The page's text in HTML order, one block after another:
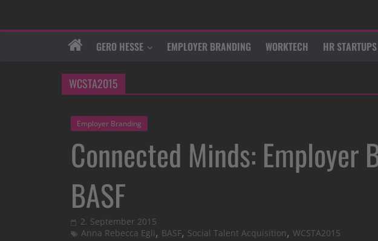
GERO HESSE EMPLOYER BRANDING WORKTECH HR STARTUPS
WCSTA2015
Employer Branding
Connected Minds: Employer
BASF
2. September 2015
Anna Rebecca Egli, BASF, Social Talent Acquisition, WCSTA2015